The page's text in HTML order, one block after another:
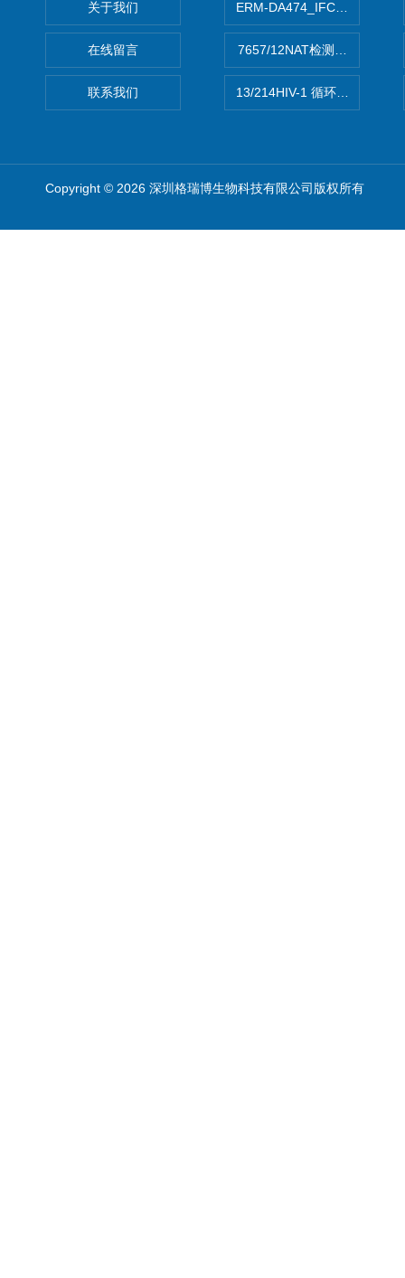
关于我们
在线留言
联系我们
ERM-DA474_IFCCC反应蛋
7657/12NAT检测的D型肝炎
13/214HIV-1 循环重组形式
Copyright © 2026 深圳格瑞博生物科技有限公司版权所有